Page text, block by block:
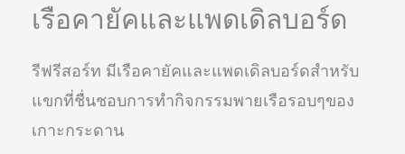
เรือคายัคและแพดเดิลบอร์ด
รีฟรีสอร์ท มีเรือคายัคและแพดเดิลบอร์ดสำหรับ
แขกที่ชื่นชอบการทำกิจกรรมพายเรือรอบๆของ
เกาะกระดาน